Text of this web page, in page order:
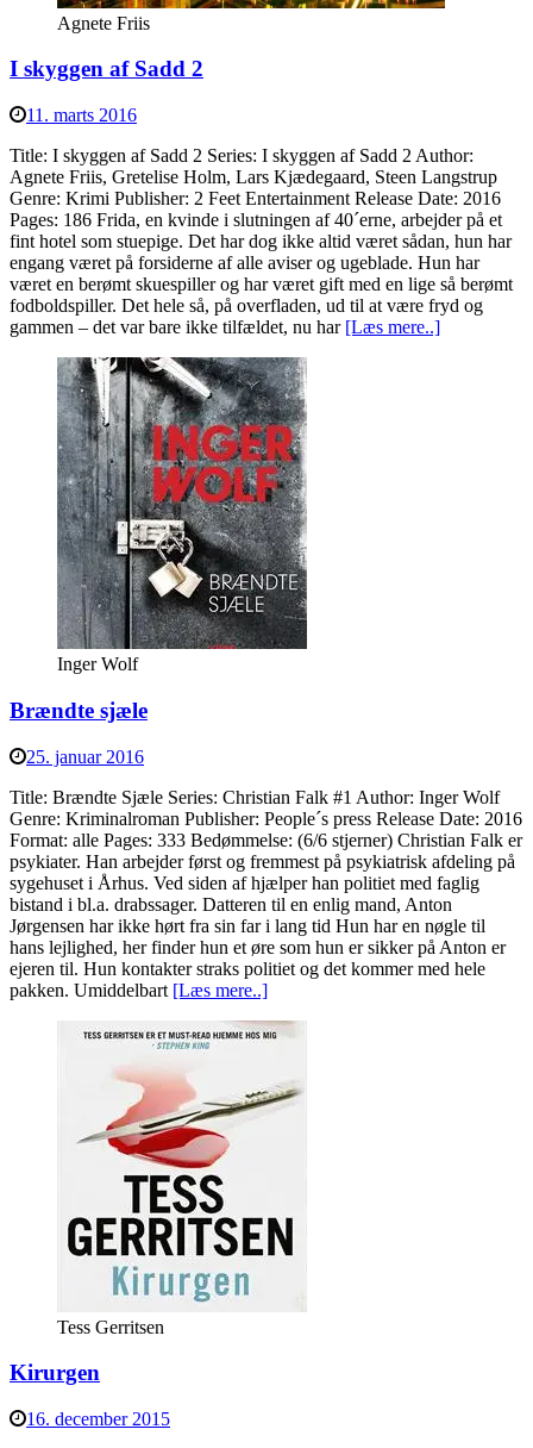
Agnete Friis
I skyggen af Sadd 2
11. marts 2016
Title: I skyggen af Sadd 2 Series: I skyggen af Sadd 2 Author:
Agnete Friis, Gretelise Holm, Lars Kjædegaard, Steen Langstrup
Genre: Krimi Publisher: 2 Feet Entertainment Release Date: 2016
Pages: 186 Frida, en kvinde i slutningen af 40´erne, arbejder på et
fint hotel som stuepige. Det har dog ikke altid været sådan, hun har
engang været på forsiderne af alle aviser og ugeblade. Hun har
været en berømt skuespiller og har været gift med en lige så berømt
fodboldspiller. Det hele så, på overfladen, ud til at være fryd og
gammen – det var bare ikke tilfældet, nu har [Læs mere..]
Inger Wolf
Brændte sjæle
25. januar 2016
Title: Brændte Sjæle Series: Christian Falk #1 Author: Inger Wolf
Genre: Kriminalroman Publisher: People´s press Release Date: 2016
Format: alle Pages: 333 Bedømmelse: (6/6 stjerner) Christian Falk er
psykiater. Han arbejder først og fremmest på psykiatrisk afdeling på
sygehuset i Århus. Ved siden af hjælper han politiet med faglig
bistand i bl.a. drabssager. Datteren til en enlig mand, Anton
Jørgensen har ikke hørt fra sin far i lang tid Hun har en nøgle til
hans lejlighed, her finder hun et øre som hun er sikker på Anton er
ejeren til. Hun kontakter straks politiet og det kommer med hele
pakken. Umiddelbart [Læs mere..]
Tess Gerritsen
Kirurgen
16. december 2015